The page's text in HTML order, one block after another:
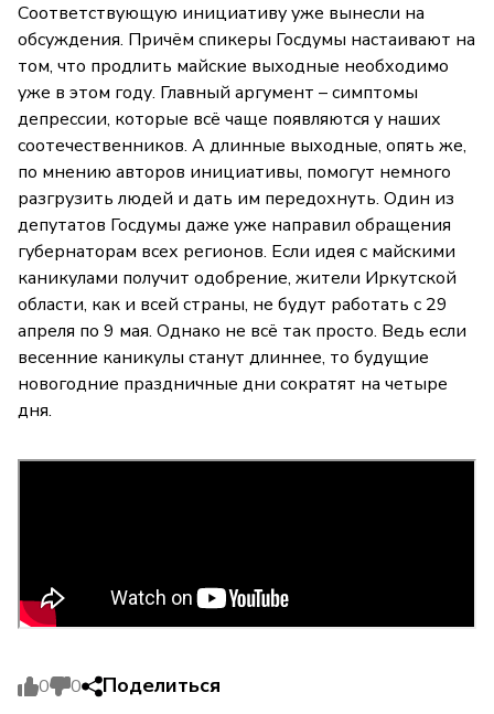
Соответствующую инициативу уже вынесли на
обсуждения. Причём спикеры Госдумы настаивают на
том, что продлить майские выходные необходимо
уже в этом году. Главный аргумент – симптомы
депрессии, которые всё чаще появляются у наших
соотечественников. А длинные выходные, опять же,
по мнению авторов инициативы, помогут немного
разгрузить людей и дать им передохнуть. Один из
депутатов Госдумы даже уже направил обращения
губернаторам всех регионов. Если идея с майскими
каникулами получит одобрение, жители Иркутской
области, как и всей страны, не будут работать с 29
апреля по 9 мая. Однако не всё так просто. Ведь если
весенние каникулы станут длиннее, то будущие
новогодние праздничные дни сократят на четыре
дня.
0 0 Поделиться